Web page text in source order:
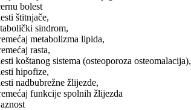
bolest
štitnjače,
sindrom,
metabolizma lipida,
rasta,
koštanog sistema (osteoporoza osteomalacija),
hipofize,
nadbubrežne žlijezde,
funkcije spolnih žlijezda